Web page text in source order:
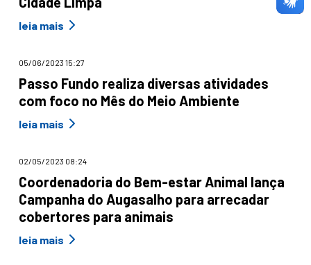
leia mais
05/06/2023 15:27
Passo Fundo realiza diversas atividades
com foco no Mês do Meio Ambiente
leia mais
02/05/2023 08:24
Coordenadoria do Bem-estar Animal lança
Campanha do Augasalho para arrecadar
cobertores para animais
leia mais